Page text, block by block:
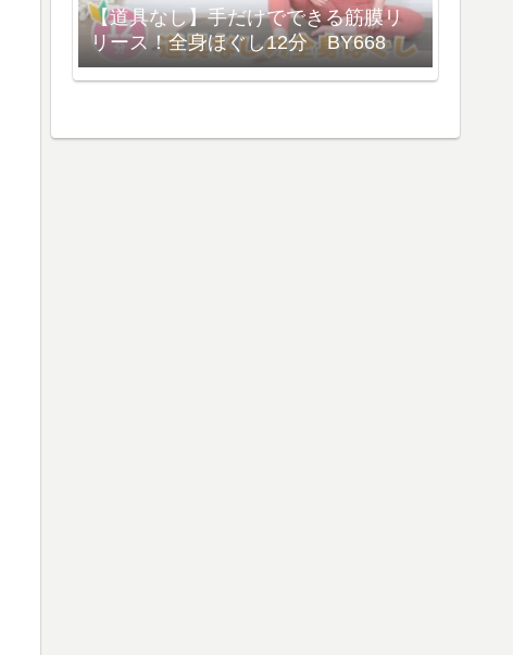
【道具なし】手だけでできる筋膜リ
リース！全身ほぐし12分 BY668